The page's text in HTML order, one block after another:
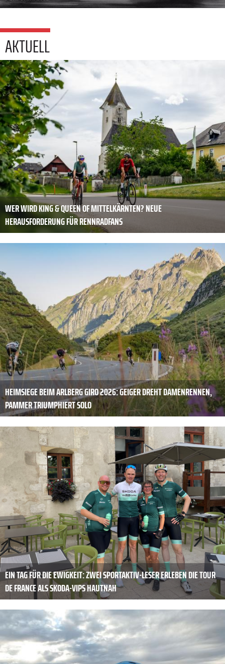
AKTUELL
WER WIRD KING & QUEEN OF MITTELKÄRNTEN? NEUE
HERAUSFORDERUNG FÜR RENNRADFANS
HEIMSIEGE BEIM ARLBERG GIRO 2026: GEIGER DREHT DAMENRENNEN,
PAMMER TRIUMPHIERT SOLO
EIN TAG FÜR DIE EWIGKEIT: ZWEI SPORTAKTIV-LESER ERLEBEN DIE TOUR
DE FRANCE ALS SKODA-VIPS HAUTNAH